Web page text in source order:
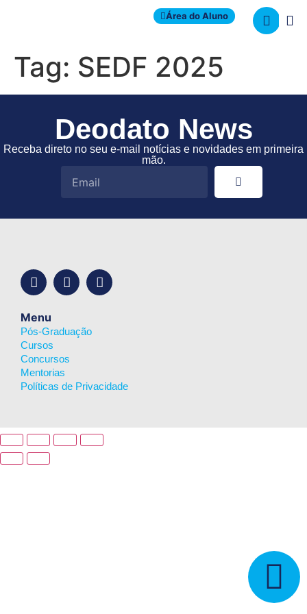
Área do Aluno
Tag: SEDF 2025
Deodato News
Receba direto no seu e-mail notícias e novidades em primeira
mão.
Menu
Pós-Graduação
Cursos
Concursos
Mentorias
Políticas de Privacidade